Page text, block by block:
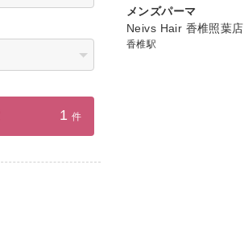
メンズパーマ
Neivs Hair 香椎照葉店
香椎駅
1 件